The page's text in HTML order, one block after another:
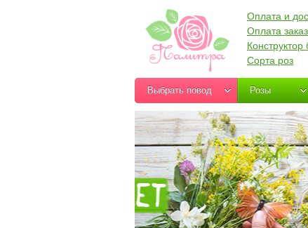
Оплата и
Оплата
Конструктор
Сорта роз
Выбрать повод Розы